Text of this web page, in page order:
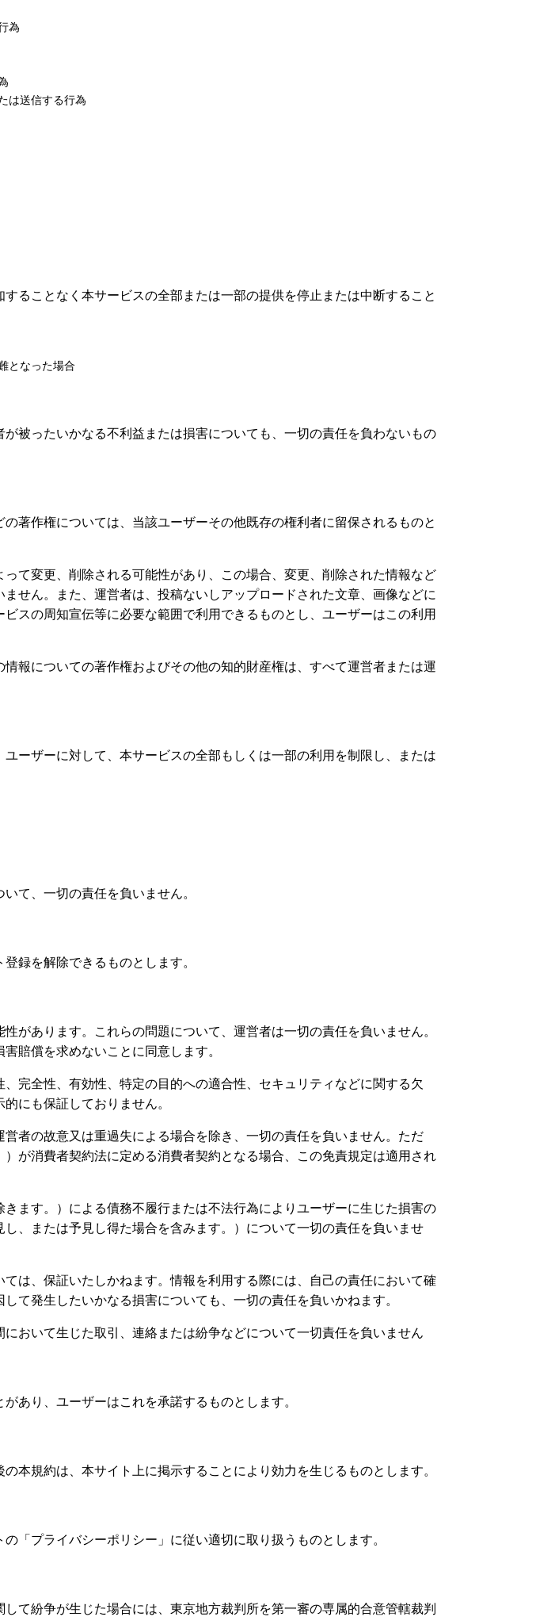
為
は送信する行為
ることなく本サービスの全部または一部の提供を停止または中断すること
となった場合
被ったいかなる不利益または損害についても、一切の責任を負わないもの
著作権については、当該ユーザーその他既存の権利者に留保されるものと
て変更、削除される可能性があり、この場合、変更、削除された情報など
せん。また、運営者は、投稿ないしアップロードされた文章、画像などに
スの周知宣伝等に必要な範囲で利用できるものとし、ユーザーはこの利用
報についての著作権およびその他の知的財産権は、すべて運営者または運
ーザーに対して、本サービスの全部もしくは一部の利用を制限し、または
て、一切の責任を負いません。
録を解除できるものとします。
があります。これらの問題について、運営者は一切の責任を負いません。
賠償を求めないことに同意します。
完全性、有効性、特定の目的への適合性、セキュリティなどに関する欠
にも保証しておりません。
者の故意又は重過失による場合を除き、一切の責任を負いません。ただ
が消費者契約法に定める消費者契約となる場合、この免責規定は適用され
ます。）による債務不履行または不法行為によりユーザーに生じた損害の
、または予見し得た場合を含みます。）について一切の責任を負いませ
は、保証いたしかねます。情報を利用する際には、自己の責任において確
て発生したいかなる損害についても、一切の責任を負いかねます。
おいて生じた取引、連絡または紛争などについて一切責任を負いません
あり、ユーザーはこれを承諾するものとします。
本規約は、本サイト上に掲示することにより効力を生じるものとします。
「プライバシーポリシー」に従い適切に取り扱うものとします。
て紛争が生じた場合には、東京地方裁判所を第一審の専属的合意管轄裁判